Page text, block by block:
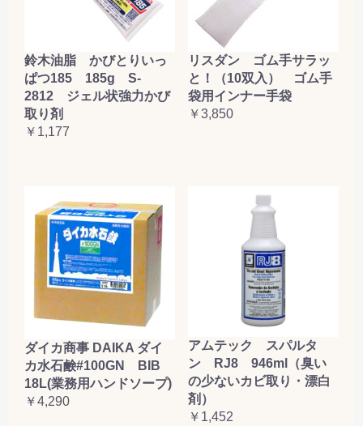
鈴木油脂 かびとりいっ
ぱつ185 185g S-
2812 ジェル状強力かび
取り剤
￥1,177
リスダン ゴム手サラッ
と！（10双入） ゴム手
袋用インナー手袋
￥3,850
ダイカ商事 DAIKA ダイ
カ水石鹸#100GN BIB
18L(業務用ハンドソープ)
￥4,290
アムテック スパルタ
ン RJ8 946ml（臭い
の少ないカビ取り・漂白
剤）
￥1,452